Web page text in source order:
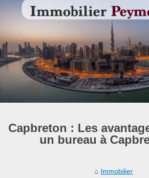
Capbreton : Les
un bureau à
Immobilier